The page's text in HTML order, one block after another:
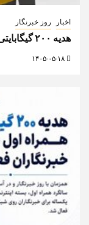
اخبار روز خبرنگار
هدیه ۲۰۰ گیگابایتی دولت برای خبرنگاران ایرانسلی